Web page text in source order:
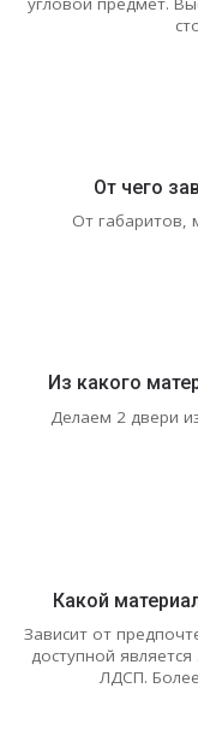
От чего
От габаритов,
Из какого
Делаем 2 двери
Какой
Зависит от
доступной
ЛДСП.